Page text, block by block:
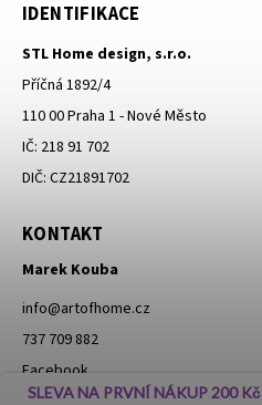
IDENTIFIKACE
STL Home design, s.r.o.
Příčná 1892/4
110 00 Praha 1 - Nové Město
IČ: 218 91 702
DIČ: CZ21891702
KONTAKT
Marek Kouba
info@artofhome.cz
737 709 882
Facebook
SLEVA NA PRVNÍ NÁKUP 200 Kč